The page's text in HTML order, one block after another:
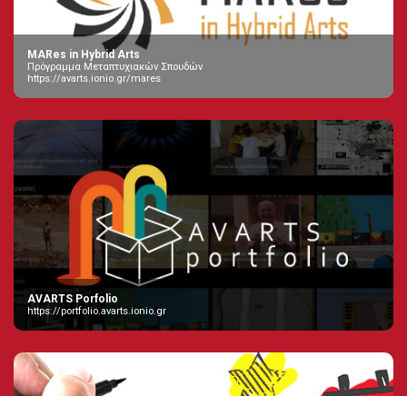
MARes in Hybrid Arts
Πρόγραμμα Μεταπτυχιακών Σπουδών
https://avarts.ionio.gr/mares
AVARTS Porfolio
https://portfolio.avarts.ionio.gr